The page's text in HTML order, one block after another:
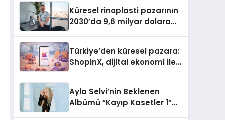
Küresel rinoplasti pazarının
2030’da 9,6 milyar dolara
Türkiye’den küresel pazara:
ShopinX, dijital ekonomi ile
Ayla Selvi’nin Beklenen
Albümü “Kayıp Kasetler 1”